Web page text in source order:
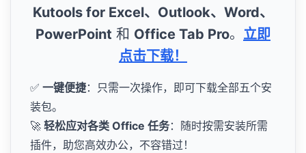
Kutools for Excel、Outlook、Word、
PowerPoint 和 Office Tab Pro。 立即
点击下载！
✅ 一键便捷：只需一次操作，即可下载全部五个安
装包。
🚀 轻松应对各类 Office 任务：随时按需安装所需
插件，助您高效办公，不容错过！